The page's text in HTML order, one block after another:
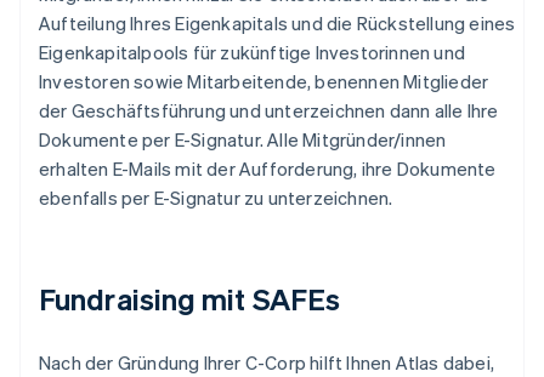
Aufteilung Ihres Eigenkapitals und die Rückstellung eines
Eigenkapitalpools für zukünftige Investorinnen und
Investoren sowie Mitarbeitende, benennen Mitglieder
der Geschäftsführung und unterzeichnen dann alle Ihre
Dokumente per E-Signatur. Alle Mitgründer/innen
erhalten E-Mails mit der Aufforderung, ihre Dokumente
ebenfalls per E-Signatur zu unterzeichnen.
Fundraising mit SAFEs
Nach der Gründung Ihrer C-Corp hilft Ihnen Atlas dabei,